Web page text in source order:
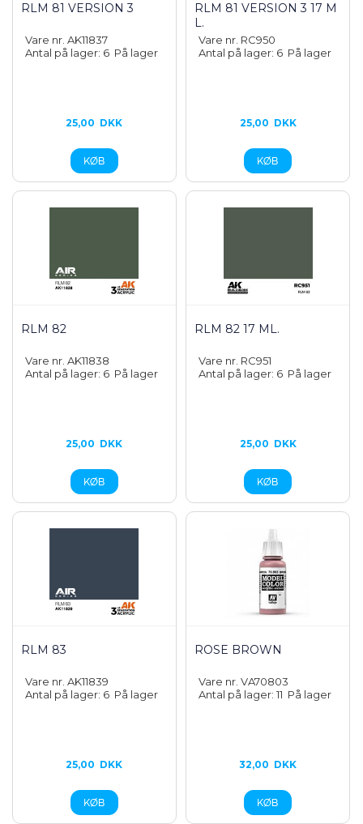
RLM 81 VERSION 3
Vare nr. AK11837
Antal på lager: 6 På lager
25,00 DKK
RLM 81 VERSION 3 17 M
L.
Vare nr. RC950
Antal på lager: 6 På lager
25,00 DKK
RLM 82
Vare nr. AK11838
Antal på lager: 6 På lager
25,00 DKK
RLM 82 17 ML.
Vare nr. RC951
Antal på lager: 6 På lager
25,00 DKK
RLM 83
Vare nr. AK11839
Antal på lager: 6 På lager
25,00 DKK
ROSE BROWN
Vare nr. VA70803
Antal på lager: 11 På lager
32,00 DKK